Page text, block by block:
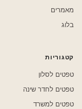
מאמרים
בלוג
קטגוריות
טפטים לסלון
טפטים לחדר שינה
טפטים למשרד